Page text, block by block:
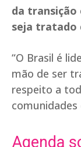
da transição
seja tratado
“O Brasil é
mão de ser
respeito a
comunidades
Agenda